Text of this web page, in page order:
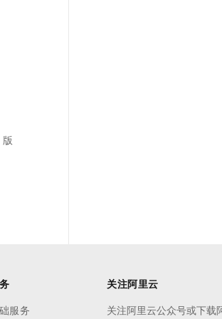
服务
关注阿里云
关注阿里云公众号或下载